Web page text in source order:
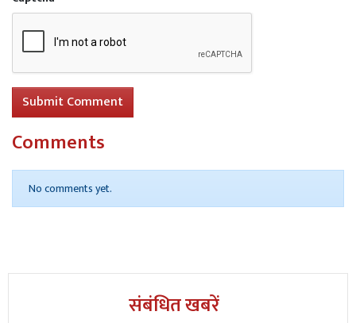
Submit Comment
Comments
No comments yet.
संबंधित खबरें